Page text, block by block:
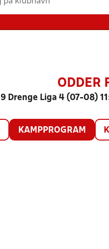
ODDER
Drenge Liga 4 (07-08)
KAMPPROGRAM